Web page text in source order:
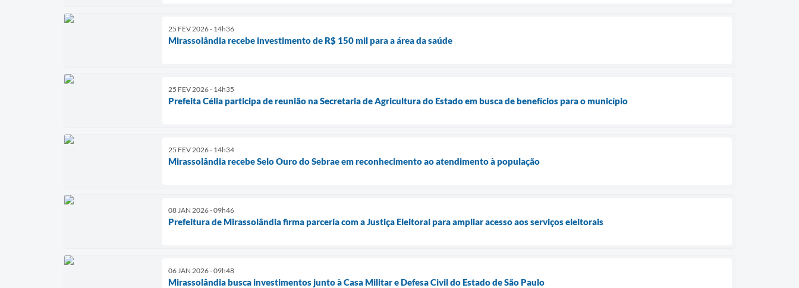
25 FEV 2026 - 14h36
Mirassolândia recebe investimento de R$ 150 mil para a área da saúde
25 FEV 2026 - 14h35
Prefeita Célia participa de reunião na Secretaria de Agricultura do Estado em busca de benefícios para o município
25 FEV 2026 - 14h34
Mirassolândia recebe Selo Ouro do Sebrae em reconhecimento ao atendimento à população
08 JAN 2026 - 09h46
Prefeitura de Mirassolândia firma parceria com a Justiça Eleitoral para ampliar acesso aos serviços eleitorais
06 JAN 2026 - 09h48
Mirassolândia busca investimentos junto à Casa Militar e Defesa Civil do Estado de São Paulo